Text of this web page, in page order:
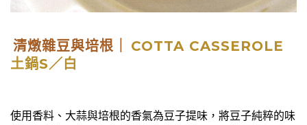
清燉雜豆與培根｜
COTTA CASSEROLE
土鍋S／白
使用香料、大蒜與培根的香氣為豆子提味，將豆子純粹的味